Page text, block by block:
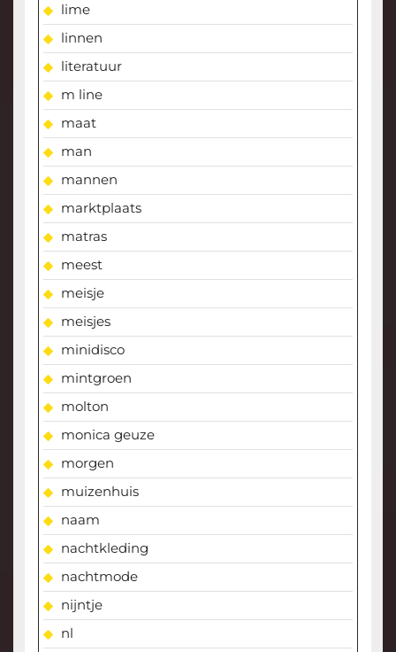
lime
linnen
literatuur
m line
maat
man
mannen
marktplaats
matras
meest
meisje
meisjes
minidisco
mintgroen
molton
monica geuze
morgen
muizenhuis
naam
nachtkleding
nachtmode
nijntje
nl